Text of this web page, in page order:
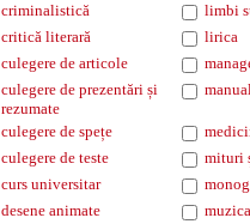
criminalistică
limbi
critică literară
lirica
culegere de articole
culegere de prezentări și
rezumate
culegere de spețe
culegere de teste
mituri
curs universitar
desene animate